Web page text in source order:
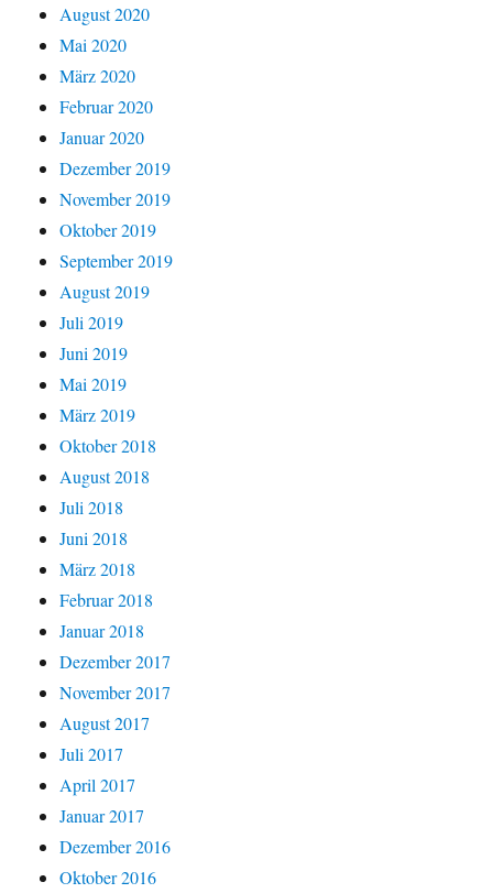
August 2020
Mai 2020
März 2020
Februar 2020
Januar 2020
Dezember 2019
November 2019
Oktober 2019
September 2019
August 2019
Juli 2019
Juni 2019
Mai 2019
März 2019
Oktober 2018
August 2018
Juli 2018
Juni 2018
März 2018
Februar 2018
Januar 2018
Dezember 2017
November 2017
August 2017
Juli 2017
April 2017
Januar 2017
Dezember 2016
Oktober 2016